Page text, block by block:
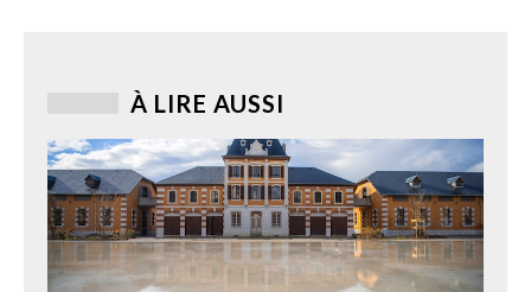
À LIRE AUSSI